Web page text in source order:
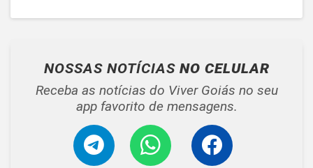
NOSSAS NOTÍCIAS NO CELULAR
Receba as notícias do Viver Goiás no seu
app favorito de mensagens.